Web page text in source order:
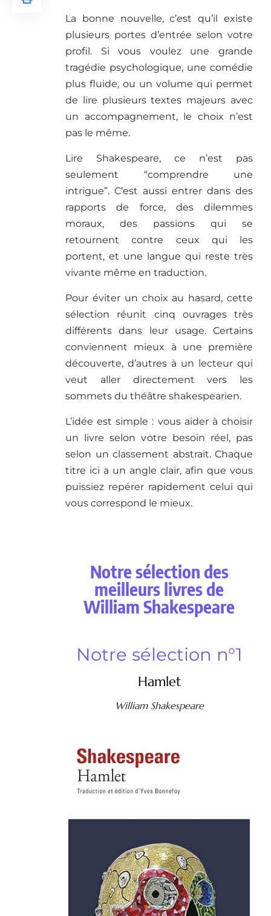
La bonne nouvelle, c’est qu’il existe
plusieurs portes d’entrée selon votre
profil. Si vous voulez une grande
tragédie psychologique, une comédie
plus fluide, ou un volume qui permet
de lire plusieurs textes majeurs avec
un accompagnement, le choix n’est
pas le même.
Lire Shakespeare, ce n’est pas
seulement “comprendre une
intrigue”. C’est aussi entrer dans des
rapports de force, des dilemmes
moraux, des passions qui se
retournent contre ceux qui les
portent, et une langue qui reste très
vivante même en traduction.
Pour éviter un choix au hasard, cette
sélection réunit cinq ouvrages très
différents dans leur usage. Certains
conviennent mieux à une première
découverte, d’autres à un lecteur qui
veut aller directement vers les
sommets du théâtre shakespearien.
L’idée est simple : vous aider à choisir
un livre selon votre besoin réel, pas
selon un classement abstrait. Chaque
titre ici a un angle clair, afin que vous
puissiez repérer rapidement celui qui
vous correspond le mieux.
Notre sélection des
meilleurs livres de
William Shakespeare
Notre sélection n°1
Hamlet
William Shakespeare